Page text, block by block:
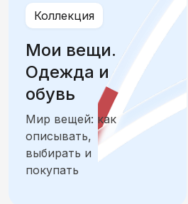
Учеба и работа Отдых и
Еда и продукты
Жильё. Дом и интерьер
Семья и друзья. Отношения
Коллекция
Мои вещи.
Одежда и
обувь
Мир вещей: как
описывать,
выбирать и
покупать